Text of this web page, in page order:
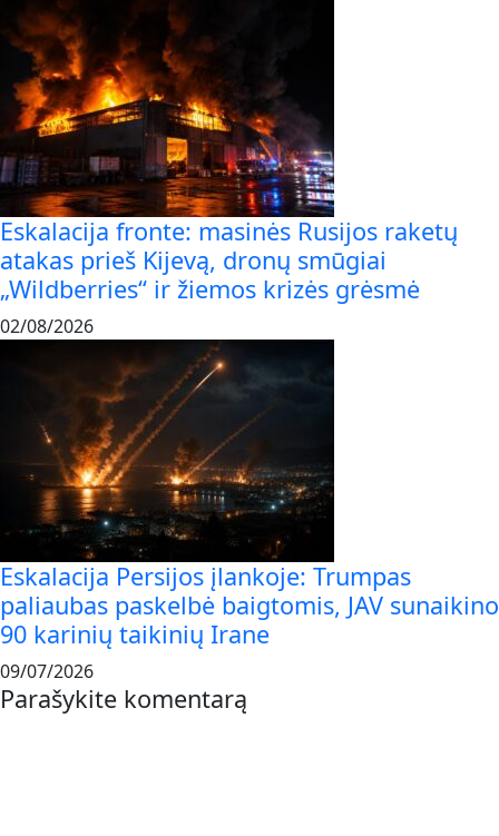
Eskalacija fronte: masinės Rusijos raketų
atakas prieš Kijevą, dronų smūgiai
„Wildberries“ ir žiemos krizės grėsmė
02/08/2026
Eskalacija Persijos įlankoje: Trumpas
paliaubas paskelbė baigtomis, JAV sunaikino
90 karinių taikinių Irane
09/07/2026
Parašykite komentarą